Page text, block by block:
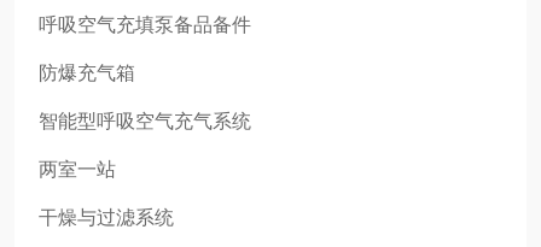
呼吸空气充填泵备品备件
防爆充气箱
智能型呼吸空气充气系统
两室一站
干燥与过滤系统